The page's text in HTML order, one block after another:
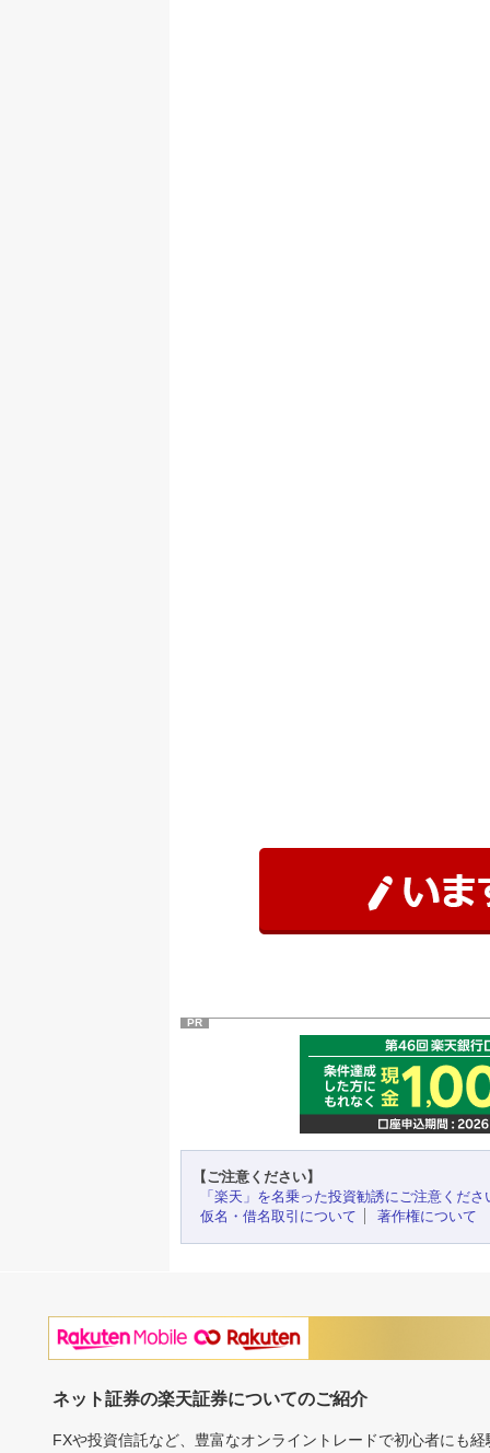
PR
【ご注意ください】
「楽天」を名乗った投資勧誘にご注意くださ
仮名・借名取引について
著作権について
ネット証券の楽天証券についてのご紹介
FXや投資信託など、豊富なオンライントレードで初心者にも